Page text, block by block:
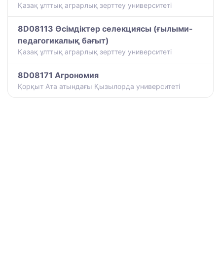
Қазақ ұлттық аграрлық зерттеу университеті
8D08113 Өсімдіктер селекциясы (ғылыми-
педагогикалық бағыт)
Қазақ ұлттық аграрлық зерттеу университеті
8D08171 Агрономия
Қорқыт Ата атындағы Қызылорда университеті